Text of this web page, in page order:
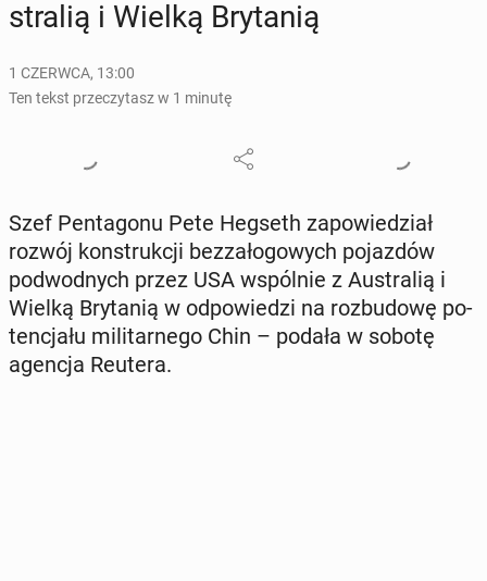
stra­lią i Wielką Bry­ta­nią
1 CZERWCA, 13:00
Ten tekst przeczytasz w 1 minutę
Szef Pen­ta­go­nu Pete Hegseth za­po­wie­dział
rozwój kon­struk­cji bez­za­ło­go­wych po­jaz­dów
pod­wod­nych przez USA wspól­nie z Au­stra­lią i
Wielką Bry­ta­nią w od­po­wie­dzi na roz­bu­do­wę po­
ten­cja­łu mi­li­tar­ne­go Chin – podała w sobotę
agencja Reutera.